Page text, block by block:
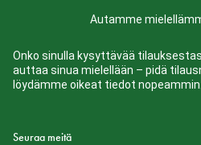
Autamme
Onko sinulla kysyttävää
auttaa sinua mielellään – pidä
löydämme oikeat tiedot nopeammin.
Seuraa meitä